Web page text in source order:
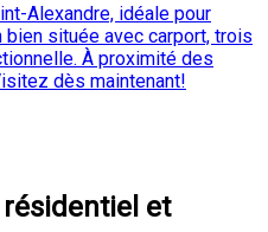
Alexandre, idéale pour
bien située avec carport, trois
À proximité des
dès maintenant!
et